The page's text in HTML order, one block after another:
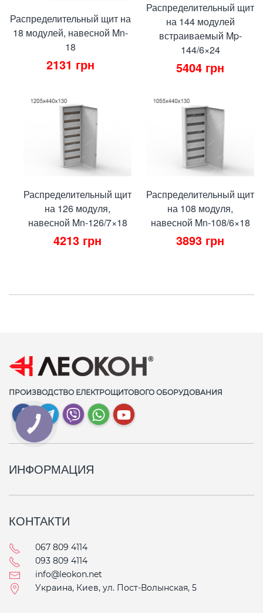
Распределительный щит на
18 модулей, навесной Mn-
18
2131 грн
Распределительный щит
на 144 модулей
встраиваемый Mp-
144/6×24
5404 грн
Распределительный щит
на 126 модуля,
навесной Mn-126/7×18
4213 грн
Распределительный щит
на 108 модуля,
навесной Mn-108/6×18
3893 грн
ПРОИЗВОДСТВО ЕЛЕКТРОЩИТОВОГО ОБОРУДОВАНИЯ
ИНФОРМАЦИЯ
КОНТАКТИ
067 809 4114
093 809 4114
info@leokon.net
Украина, Киев, ул. Пост-Волынская, 5
КНОПКА
СВЯЗИ